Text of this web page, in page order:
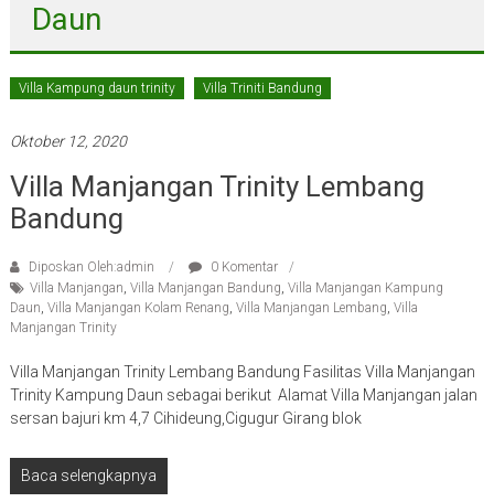
Daun
Villa Kampung daun trinity Villa Triniti Bandung
Oktober 12, 2020
Villa Manjangan Trinity Lembang
Bandung
Diposkan Oleh:admin
0 Komentar
Villa Manjangan, Villa Manjangan Bandung, Villa Manjangan Kampung
Daun, Villa Manjangan Kolam Renang, Villa Manjangan Lembang, Villa
Manjangan Trinity
Villa Manjangan Trinity Lembang Bandung Fasilitas Villa Manjangan
Trinity Kampung Daun sebagai berikut Alamat Villa Manjangan jalan
sersan bajuri km 4,7 Cihideung,Cigugur Girang blok
Baca selengkapnya